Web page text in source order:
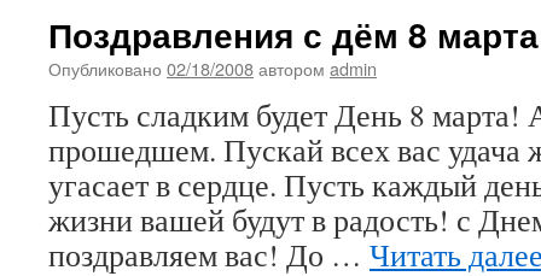
8
марта
учеников
Поздравления с дём 8 марта
Опубликовано 02/18/2008автором admin
Пусть сладким будет День 8 марта!
прошедшем. Пускай всех вас удача
угасает в сердце. Пусть каждый
жизни вашей будут в радость! с
поздравляем вас! До … Читать